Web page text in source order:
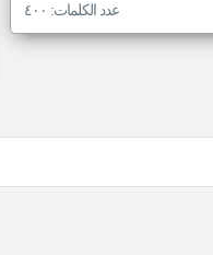
عدد الكلمات: ٤٠٠